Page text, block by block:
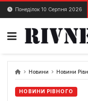
Skip
content
Понеділок 10 Серпня 2026
4 Грудня, 2023 У
Новини Новини
НОВИНИ РІВНОГО